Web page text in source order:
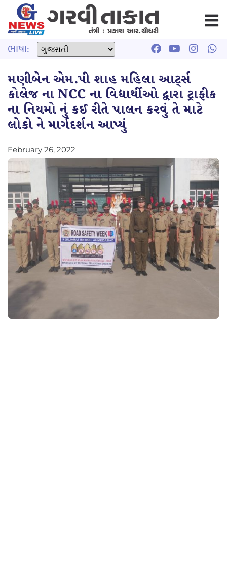
ભાષા:
મણીબેન એમ.પી શાહ મહિલા આર્ટ્સ
કોલેજ ના NCC ના વિદ્યાર્થીઓ દ્વારા ટ્રાફીક
ના નિયમો નું કઈ રીતે પાલન કરવું તે માટે
લોકો ને માર્ગદર્શન આપ્યું
February 26, 2022